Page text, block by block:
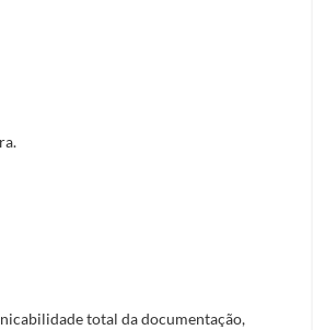
total da documentação,